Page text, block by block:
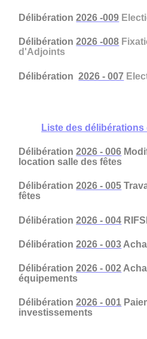
Délibération2026 -009
Délibération2026 -008
d'Adjoints
Délibération 2026 - 007
Liste des délibérations
Délibération2026 - 006
location salle des fêtes
Délibération2026 - 005
fêtes
Délibération2026 - 004
Délibération2026 - 003
Délibération2026 - 002
équipements
Délibération2026 - 001
investissements